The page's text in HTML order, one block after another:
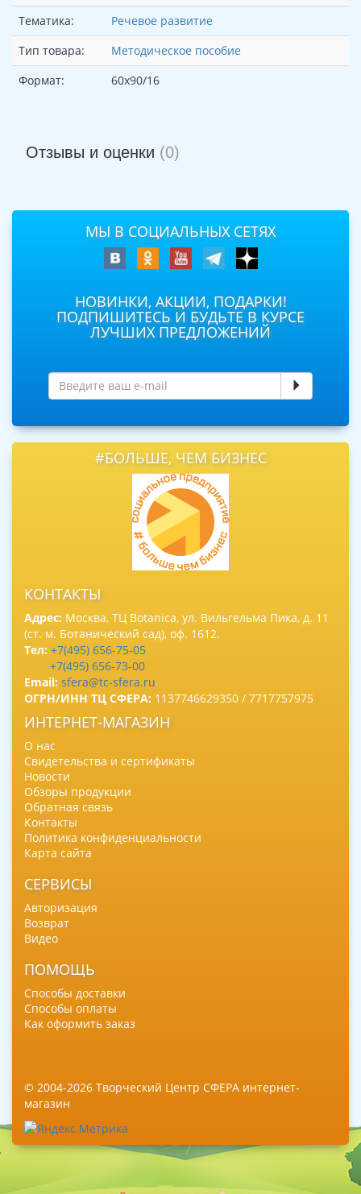
Тематика:
Речевое развитие
Тип товара:
Методическое пособие
Формат:
60x90/16
Отзывы и оценки (0)
МЫ В СОЦИАЛЬНЫХ СЕТЯХ
НОВИНКИ, АКЦИИ, ПОДАРКИ!
ПОДПИШИТЕСЬ И БУДЬТЕ В КУРСЕ
ЛУЧШИХ ПРЕДЛОЖЕНИЙ
#БОЛЬШЕ, ЧЕМ БИЗНЕС
КОНТАКТЫ
Адрес: Москва, ТЦ Botanica, ул. Вильгельма Пика, д. 11
(ст. м. Ботанический сад), оф. 1612.
Тел: +7(495) 656-75-05
+7(495) 656-73-00
Email: sfera@tc-sfera.ru
ОГРН/ИНН ТЦ СФЕРА: 1137746629350 / 7717757975
ИНТЕРНЕТ-МАГАЗИН
О нас
Свидетельства и сертификаты
Новости
Обзоры продукции
Обратная связь
Контакты
Политика конфиденциальности
Карта сайта
СЕРВИСЫ
Авторизация
Возврат
Видео
ПОМОЩЬ
Способы доставки
Способы оплаты
Как оформить заказ
© 2004-2026 Творческий Центр СФЕРА интернет-
магазин